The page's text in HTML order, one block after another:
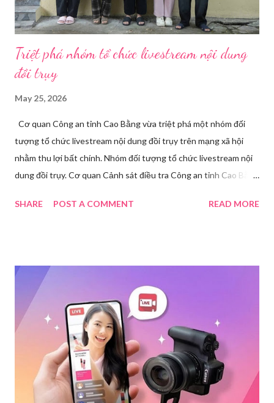
Triệt phá nhóm tổ chức livestream nội dung
đồi trụy
May 25, 2026
Cơ quan Công an tỉnh Cao Bằng vừa triệt phá một nhóm đối
tượng tổ chức livestream nội dung đồi trụy trên mạng xã hội
nhằm thu lợi bất chính. Nhóm đối tượng tổ chức livestream nội
dung đồi trụy. Cơ quan Cảnh sát điều tra Công an tỉnh Cao Bằng
tạm giam đối với Triệu Thị Dung về hành vi truyền bá văn hóa
dụng điện thoại xuất hiện các hoạt động phát trực tiếp nội dung
nhạy cảm, có dấu hiệu vi phạm pháp luật. Ngay sau khi tiếp
nhận, đơn vị đã nhanh chóng tổ chức xác minh, thu thập dữ liệu
để làm rõ. Kết quả điều tra ban đầu xác định, Triệu Thị Dung
(sinh năm 1994), trú tại xã Phủ Thông, tỉnh Thái Nguyên, cùng
một số đối tượng khác đã tham gia tổ chức livestream nội dung
đồi trụy nhằm mục đích thu lợi. Các đối tượng liên quan gồm
L.V.D (sinh ...
SHARE POST A COMMENT READ MORE